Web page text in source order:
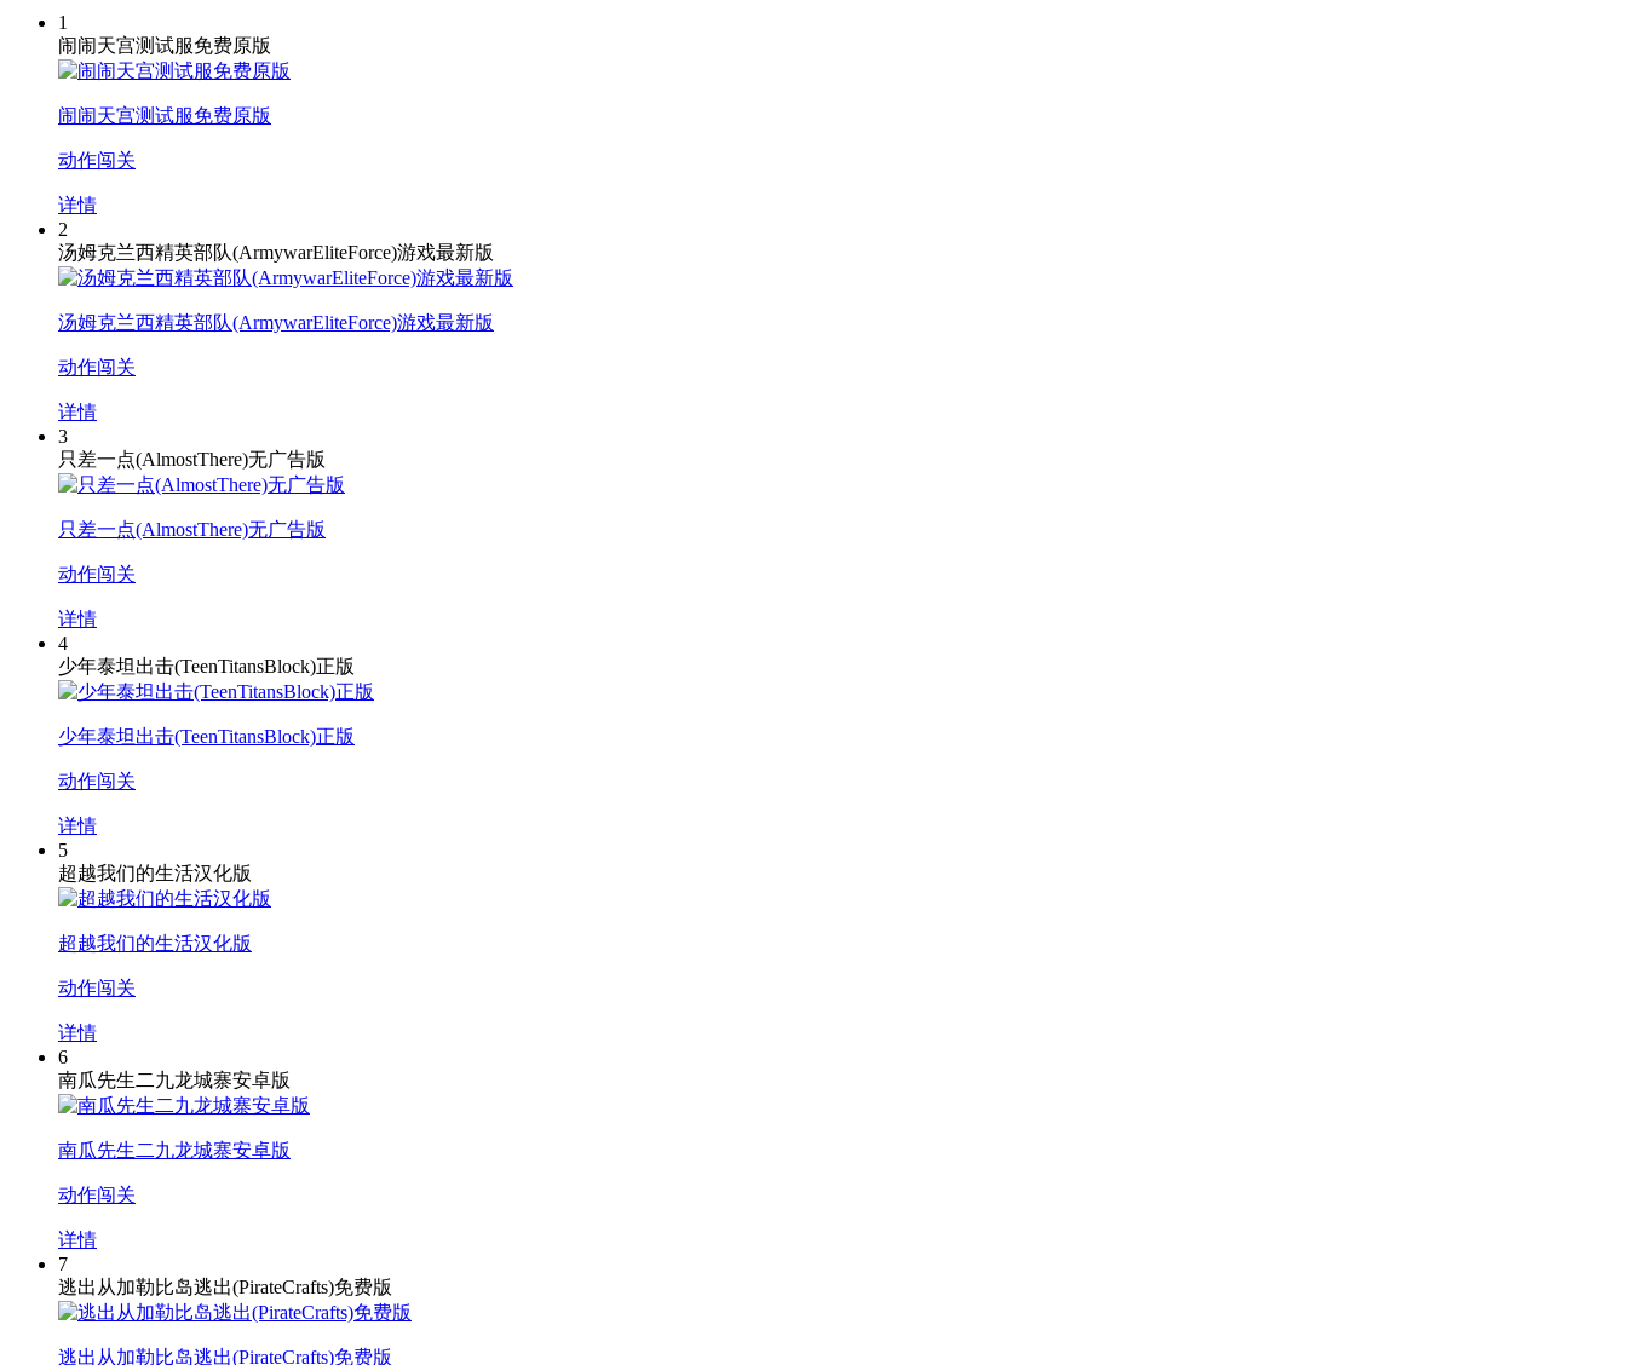
1
闹闹天宫测试服免费原版
闹闹天宫测试服免费原版
动作闯关
详情
2
汤姆克兰西精英部队(ArmywarEliteForce)游戏最新版
汤姆克兰西精英部队(ArmywarEliteForce)游戏最新版
动作闯关
详情
3
只差一点(AlmostThere)无广告版
只差一点(AlmostThere)无广告版
动作闯关
详情
4
少年泰坦出击(TeenTitansBlock)正版
少年泰坦出击(TeenTitansBlock)正版
动作闯关
详情
5
超越我们的生活汉化版
超越我们的生活汉化版
动作闯关
详情
6
南瓜先生二九龙城寨安卓版
南瓜先生二九龙城寨安卓版
动作闯关
详情
7
逃出从加勒比岛逃出(PirateCrafts)免费版
逃出从加勒比岛逃出(PirateCrafts)免费版